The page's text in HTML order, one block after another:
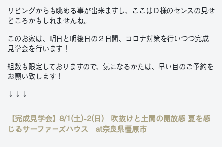
リビングからも眺める事が出来ますし、ここはＤ様のセンスの見せ
どころかもしれませんね。
このお家は、明日と明後日の２日間、コロナ対策を行いつつ完成
見学会を行います！
組数も限定しておりますので、気になるかたは、早い目のご予約を
お願い致します！
↓↓↓
【完成見学会】8/1(土)-2(日) 吹抜けと土間の開放感 夏を感
じるサーファーズハウス at奈良県橿原市